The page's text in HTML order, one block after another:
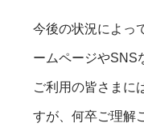
今後の状況によっ
ームページやSNS
ご利用の皆さまに
すが、何卒ご理解